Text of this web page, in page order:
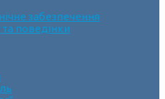
забезпечення
поведінки